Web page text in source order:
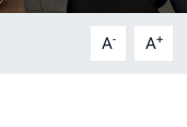
A- A+